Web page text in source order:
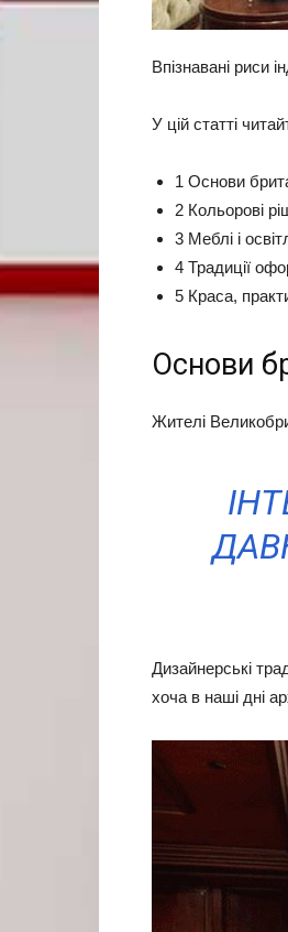
Впізнавані риси
У цій статті
1 Основи
2 Кольорові
3 Меблі і
4 Традиції
5 Краса,
Основи
Жителі
Дизайнерські
хоча в наші дні